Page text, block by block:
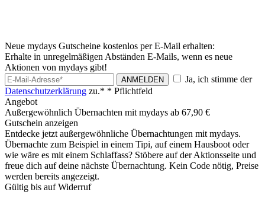
Neue mydays Gutscheine kostenlos per E-Mail erhalten:
Erhalte in unregelmäßigen Abständen E-Mails, wenn es neue
Aktionen von mydays gibt!
ANMELDEN
Ja, ich stimme der
Datenschutzerklärung zu.* * Pflichtfeld
Angebot
Außergewöhnlich Übernachten mit mydays ab 67,90 €
Gutschein anzeigen
Entdecke jetzt außergewöhnliche Übernachtungen mit mydays.
Übernachte zum Beispiel in einem Tipi, auf einem Hausboot oder
wie wäre es mit einem Schlaffass? Stöbere auf der Aktionsseite und
freue dich auf deine nächste Übernachtung. Kein Code nötig, Preise
werden bereits angezeigt.
Gültig bis auf Widerruf